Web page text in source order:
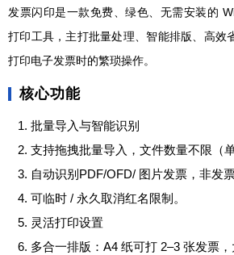
发票闪印是一款免费、绿色、无需安装的
打印工具，主打批量处理、智能排版、高效
打印电子发票时的繁琐操作。
核心功能
批量导入与智能识别
支持拖拽批量导入，文件数量不限（
自动识别PDF/OFD/ 图片发票，非发
可临时 / 永久取消红名限制。
灵活打印设置
多合一排版：A4 纸可打 2–3 张发票，